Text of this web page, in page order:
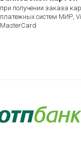
при получении заказа
платежных систем МИР,
MasterCard